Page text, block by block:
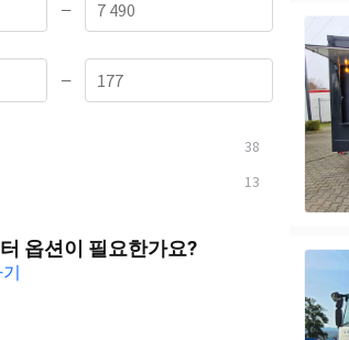
—
—
38
13
옵션이 필요한가요?